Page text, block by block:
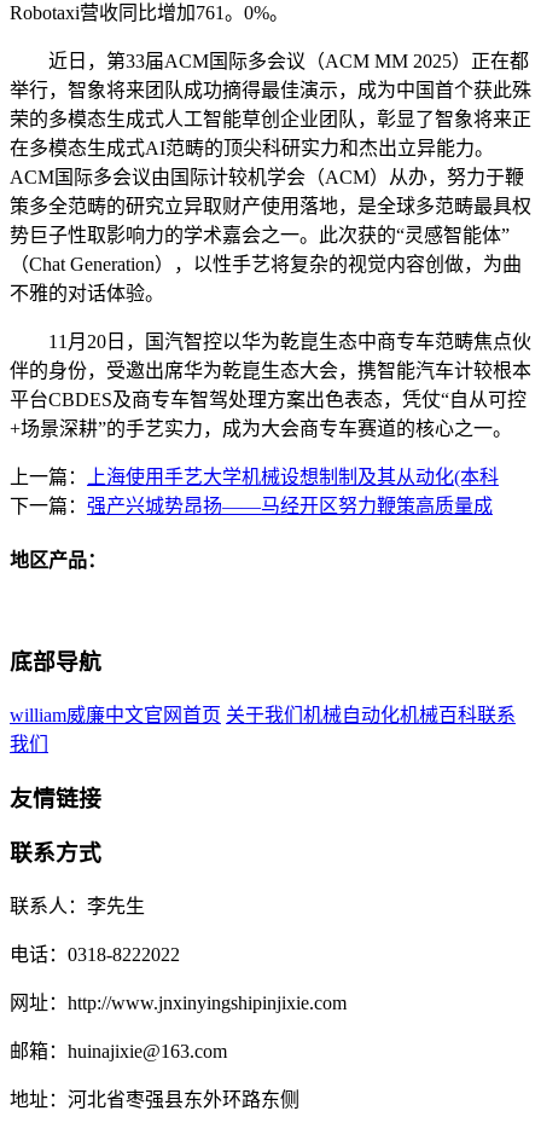
Robotaxi营收同比增加761。0%。
近日，第33届ACM国际多会议（ACM MM 2025）正在都
举行，智象将来团队成功摘得最佳演示，成为中国首个获此殊
荣的多模态生成式人工智能草创企业团队，彰显了智象将来正
在多模态生成式AI范畴的顶尖科研实力和杰出立异能力。
ACM国际多会议由国际计较机学会（ACM）从办，努力于鞭
策多全范畴的研究立异取财产使用落地，是全球多范畴最具权
势巨子性取影响力的学术嘉会之一。此次获的“灵感智能体”
（Chat Generation），以性手艺将复杂的视觉内容创做，为曲
不雅的对话体验。
11月20日，国汽智控以华为乾崑生态中商专车范畴焦点伙
伴的身份，受邀出席华为乾崑生态大会，携智能汽车计较根本
平台CBDES及商专车智驾处理方案出色表态，凭仗“自从可控
+场景深耕”的手艺实力，成为大会商专车赛道的核心之一。
上一篇：
上海使用手艺大学机械设想制制及其从动化(本科
下一篇： 强产兴城势昂扬——马经开区努力鞭策高质量成
地区产品：
底部导航
william威廉中文官网首页 关于我们 机械自动化机械百科联系
我们
友情链接
联系方式
联系人：李先生
电话：0318-8222022
网址：http://www.jnxinyingshipinjixie.com
邮箱：huinajixie@163.com
地址：河北省枣强县东外环路东侧